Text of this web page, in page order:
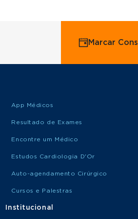
Marcar
App Médicos
Resultado de Exames
Encontre um Médico
Estudos Cardiologia D'Or
Auto-agendamento Cirúrgico
Cursos e Palestras
Institucional